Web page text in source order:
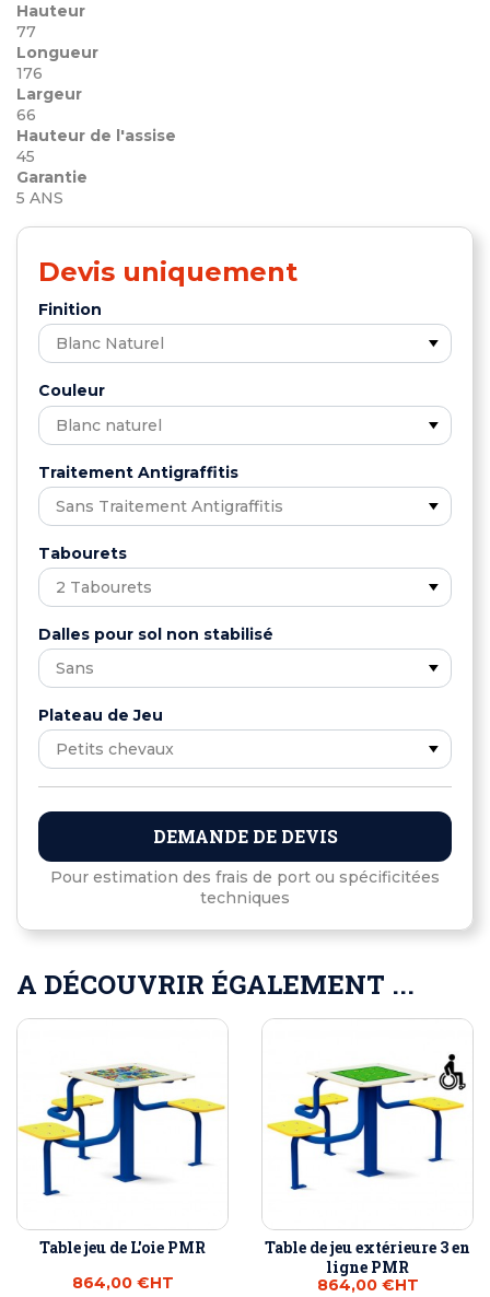
Hauteur
77
Longueur
176
Largeur
66
Hauteur de l'assise
45
Garantie
5 ANS
Devis uniquement
Finition
Couleur
Traitement Antigraffitis
Tabourets
Dalles pour sol non stabilisé
Plateau de Jeu
DEMANDE DE DEVIS
Pour estimation des frais de port ou spécificitées
techniques
A DÉCOUVRIR ÉGALEMENT ...
Table jeu de L'oie PMR
864,00 €HT
Table de jeu extérieure 3 en
ligne PMR
864,00 €HT